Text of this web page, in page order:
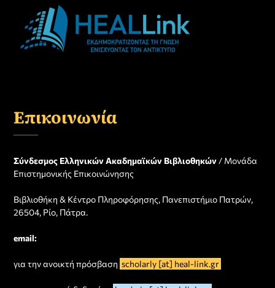
Επικοινωνία
Σύνδεσμος Ελληνικών Ακαδημαϊκών Βιβλιοθηκών / Μονάδα
Επιστημονικής Επικοινώνησης
Βιβλιοθήκη & Κέντρο Πληροφόρησης, Πανεπιστήμιο Πατρών,
26504, Ρίο, Πάτρα.
email:
για την ανοικτή πρόσβαση scholarly [at] heal-link.gr